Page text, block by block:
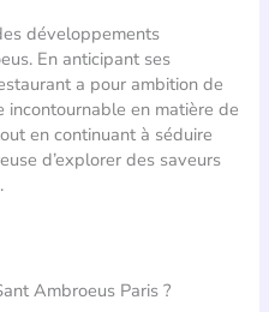
développements
En anticipant ses
a pour ambition de
incontournable en matière de
en continuant à séduire
d’explorer des saveurs
Ambroeus Paris ?